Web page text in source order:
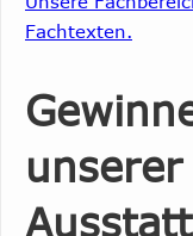
Fachtexten.